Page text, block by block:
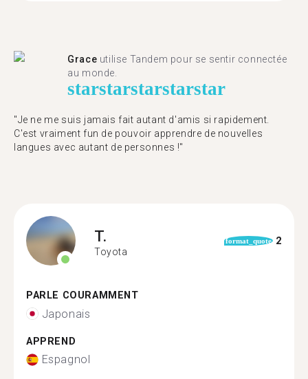
Grace utilise Tandem pour se sentir connectée
au monde.
starstarstarstarstar
"Je ne me suis jamais fait autant d'amis si rapidement.
C'est vraiment fun de pouvoir apprendre de nouvelles
langues avec autant de personnes !"
T.
Toyota
format_quote 2
PARLE COURAMMENT
Japonais
APPREND
Espagnol